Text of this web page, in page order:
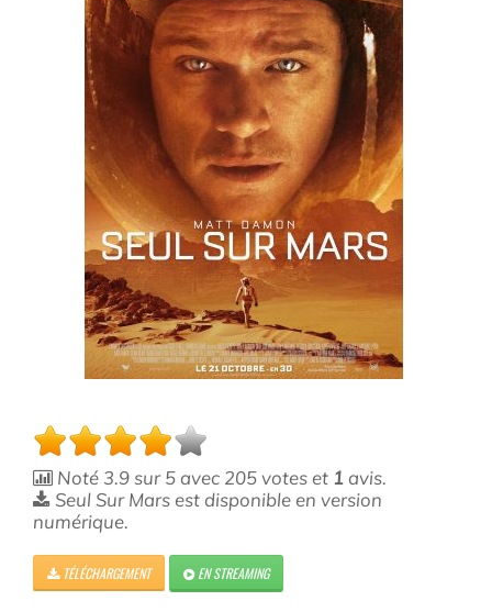
Noté 3.9sur5 avec 205votes et 1 avis.
Seul Sur Mars est disponible en version
numérique.
TÉLÉCHARGEMENT EN STREAMING